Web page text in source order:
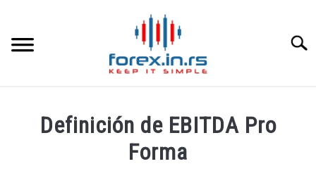
content
Definición de EBITDA Pro
Forma